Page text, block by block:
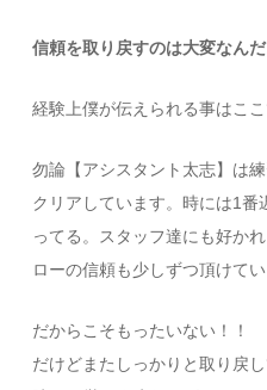
信頼を取り戻すのは大変なんだ
経験上僕が伝えられる事はここ
勿論【アシスタント太志】は
クリアしています。時には1番
ってる。スタッフ達にも好か
ローの信頼も少しずつ頂けてい
だからこそもったいない！！
だけどまたしっかりと取り戻